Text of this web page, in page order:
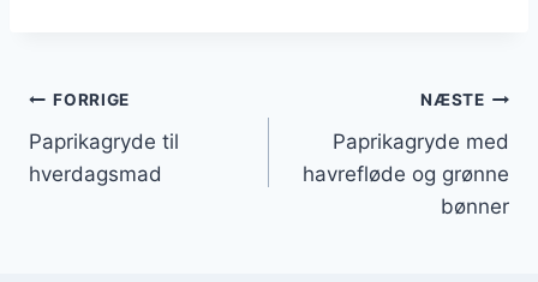
Indlægsnavigation
FORRIGE
Paprikagryde til
hverdagsmad
NÆSTE
Paprikagryde med
havrefløde og grønne
bønner